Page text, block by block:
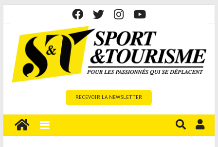
content
Tourisme
est
RECEVOIR LA NEWSLETTER